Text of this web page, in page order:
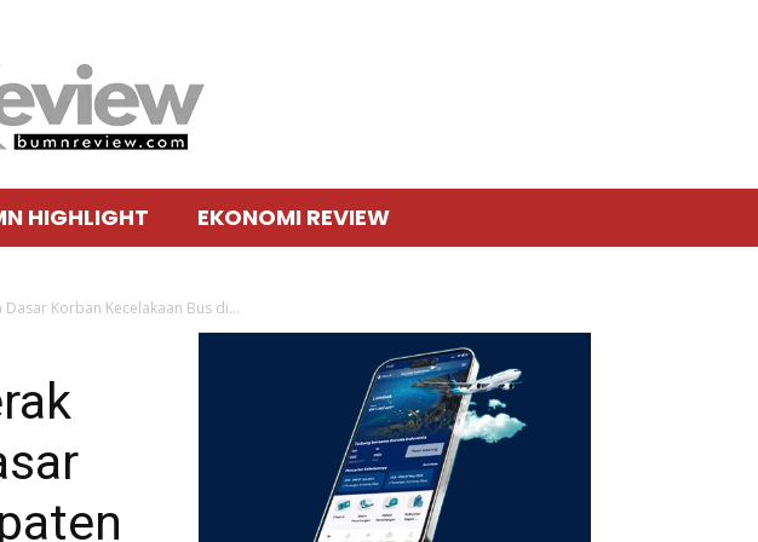
HIGHLIGHT EKONOMI REVIEW
Korban Kecelakaan Bus di...